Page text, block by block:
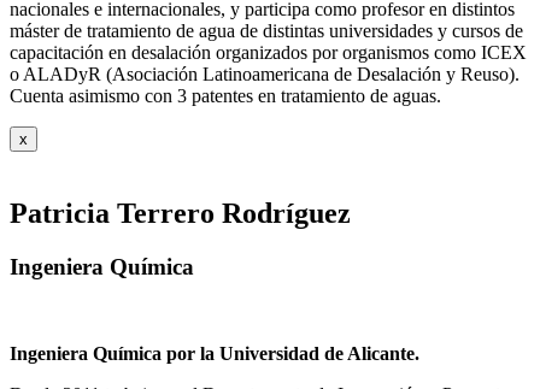
nacionales e internacionales, y participa como profesor en distintos
máster de tratamiento de agua de distintas universidades y cursos de
capacitación en desalación organizados por organismos como ICEX
o ALADyR (Asociación Latinoamericana de Desalación y Reuso).
Cuenta asimismo con 3 patentes en tratamiento de aguas.
x
Patricia Terrero Rodríguez
Ingeniera Química
Ingeniera Química por la Universidad de Alicante.